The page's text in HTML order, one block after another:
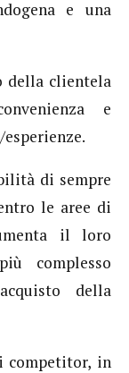
e una
della clientela
e
di sempre
le aree di
il loro
complesso
della
competitor, in